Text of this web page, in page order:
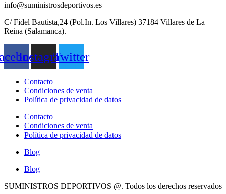
info@suministrosdeportivos.es
C/ Fidel Bautista,24 (Pol.In. Los Villares) 37184 Villares de La
Reina (Salamanca).
InstagramTwitter
Contacto
Condiciones de venta
Política de privacidad de datos
Contacto
Condiciones de venta
Política de privacidad de datos
Blog
Blog
SUMINISTROS DEPORTIVOS @. Todos los derechos reservados